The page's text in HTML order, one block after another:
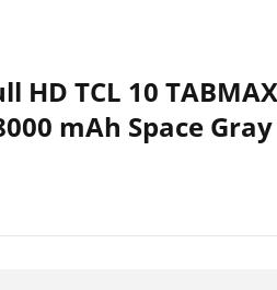
HD TCL 10
mAh Space Gray